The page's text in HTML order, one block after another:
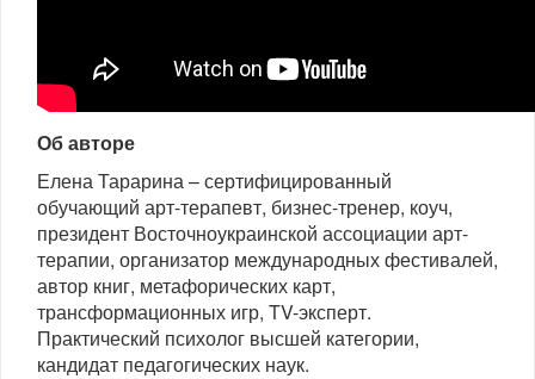
Об авторе
Елена Тарарина – сертифицированный
обучающий арт-терапевт, бизнес-тренер, коуч,
президент Восточноукраинской ассоциации арт-
терапии, организатор международных фестивалей,
автор книг, метафорических карт,
трансформационных игр, TV-эксперт.
Практический психолог высшей категории,
кандидат педагогических наук.